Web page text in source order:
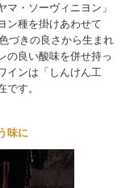
・ソーヴィニヨン」
ン種を掛けあわせて
づきの良さから生まれ
の良い酸味を併せ持っ
インは「しんけん工
す。
味に